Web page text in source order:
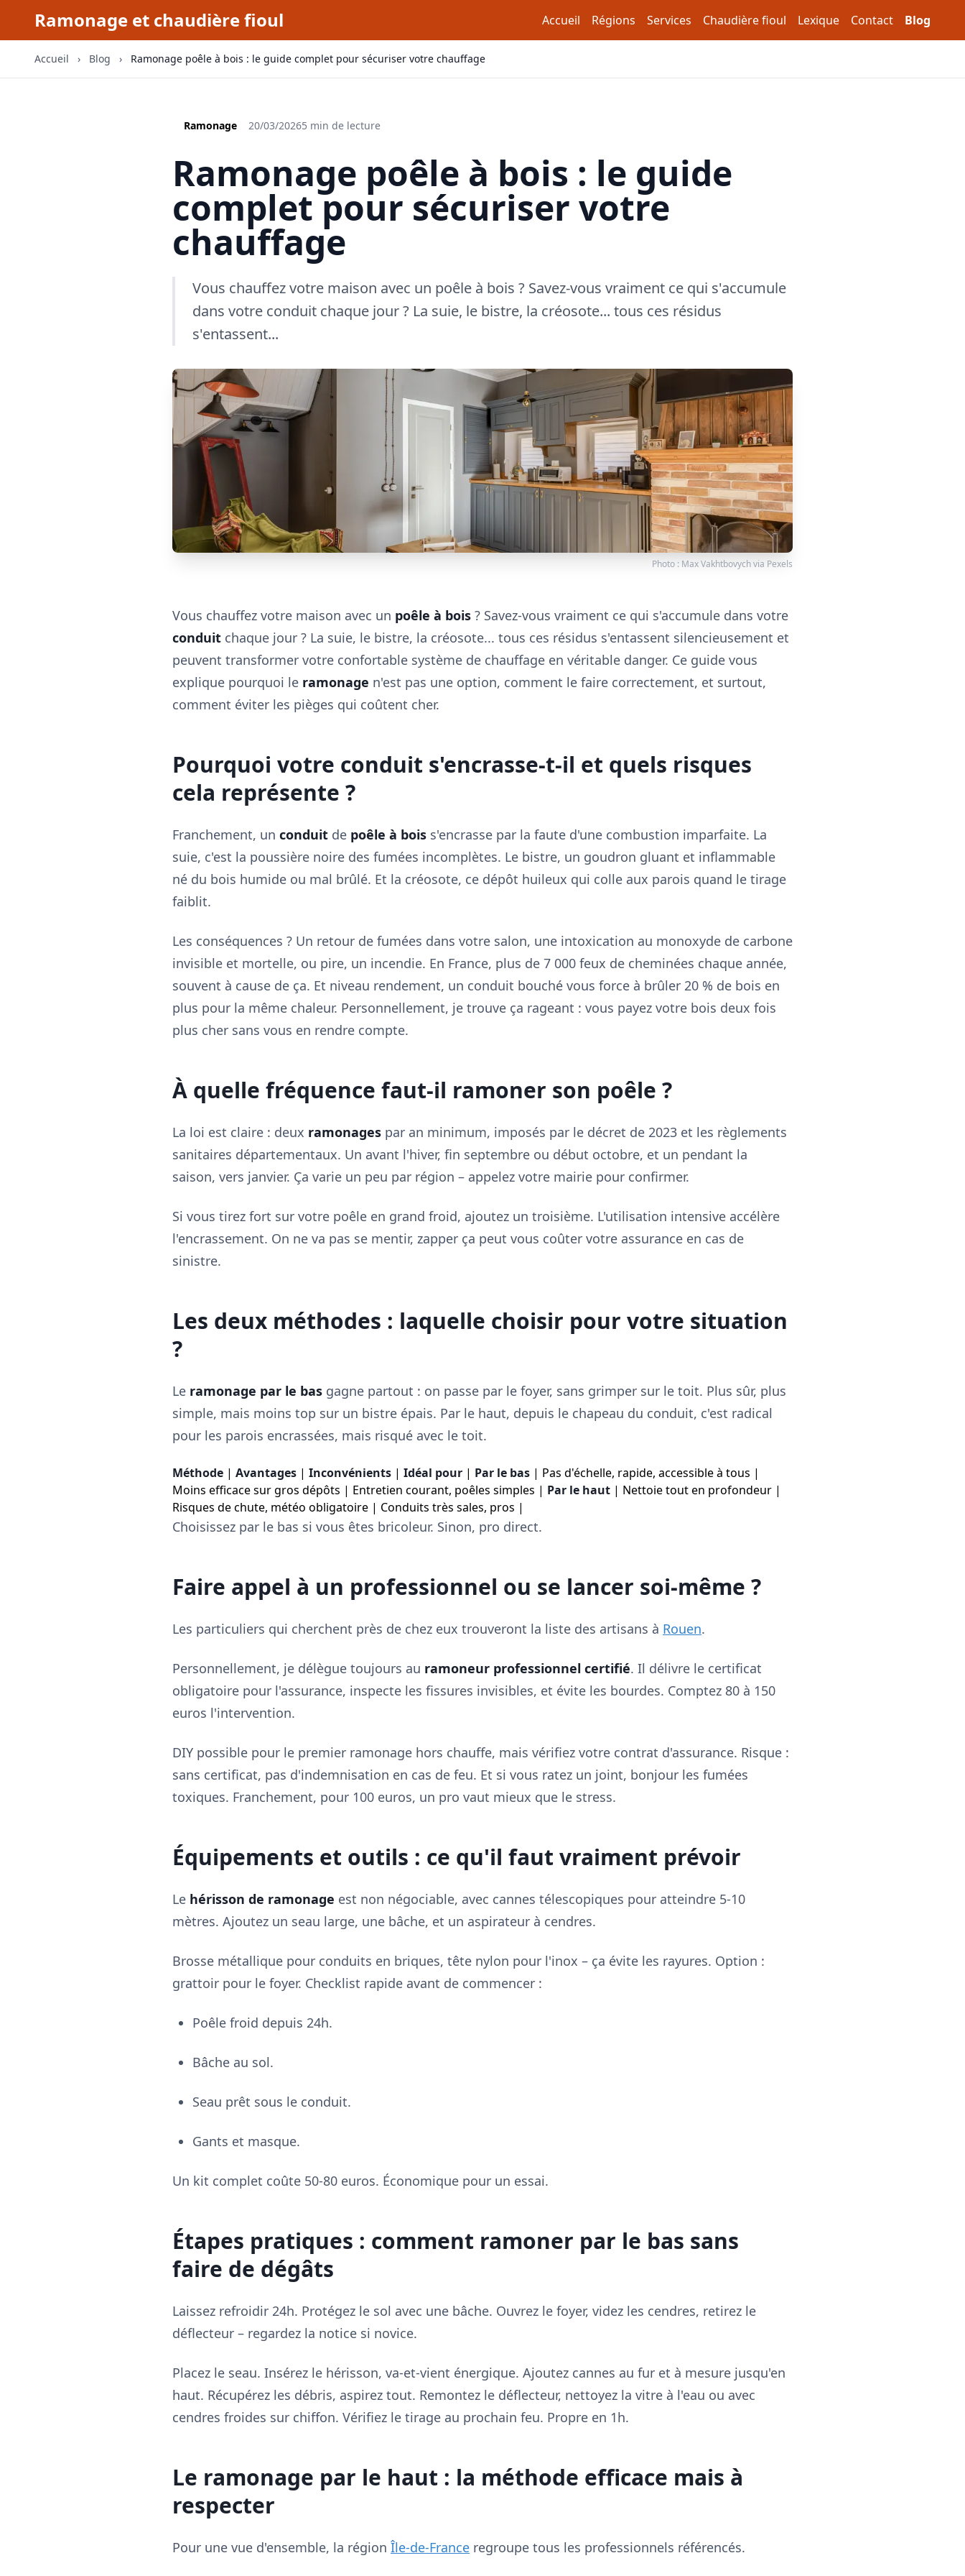
Ramonage et chaudière fioul Accueil Régions Services Chaudière fioul Lexique Contact Blog
Accueil › Blog › Ramonage poêle à bois : le guide complet pour sécuriser votre chauffage
Ramonage 20/03/20265 min de lecture
Ramonage poêle à bois : le guide
complet pour sécuriser votre
chauffage
Vous chauffez votre maison avec un poêle à bois ? Savez-vous vraiment ce qui s'accumule
dans votre conduit chaque jour ? La suie, le bistre, la créosote... tous ces résidus
s'entassent...
Photo : Max Vakhtbovychvia Pexels
Vous chauffez votre maison avec un poêle à bois ? Savez-vous vraiment ce qui s'accumule dans votre
conduit chaque jour ? La suie, le bistre, la créosote... tous ces résidus s'entassent silencieusement et
peuvent transformer votre confortable système de chauffage en véritable danger. Ce guide vous
explique pourquoi le ramonage n'est pas une option, comment le faire correctement, et surtout,
comment éviter les pièges qui coûtent cher.
Pourquoi votre conduit s'encrasse-t-il et quels risques
cela représente ?
Franchement, un conduit de poêle à bois s'encrasse par la faute d'une combustion imparfaite. La
suie, c'est la poussière noire des fumées incomplètes. Le bistre, un goudron gluant et inflammable
né du bois humide ou mal brûlé. Et la créosote, ce dépôt huileux qui colle aux parois quand le tirage
faiblit.
Les conséquences ? Un retour de fumées dans votre salon, une intoxication au monoxyde de carbone
invisible et mortelle, ou pire, un incendie. En France, plus de 7 000 feux de cheminées chaque année,
souvent à cause de ça. Et niveau rendement, un conduit bouché vous force à brûler 20 % de bois en
plus pour la même chaleur. Personnellement, je trouve ça rageant : vous payez votre bois deux fois
plus cher sans vous en rendre compte.
À quelle fréquence faut-il ramoner son poêle ?
La loi est claire : deux ramonages par an minimum, imposés par le décret de 2023 et les règlements
sanitaires départementaux. Un avant l'hiver, fin septembre ou début octobre, et un pendant la
saison, vers janvier. Ça varie un peu par région – appelez votre mairie pour confirmer.
Si vous tirez fort sur votre poêle en grand froid, ajoutez un troisième. L'utilisation intensive accélère
l'encrassement. On ne va pas se mentir, zapper ça peut vous coûter votre assurance en cas de
sinistre.
Les deux méthodes : laquelle choisir pour votre situation
?
Le ramonage par le bas gagne partout : on passe par le foyer, sans grimper sur le toit. Plus sûr, plus
simple, mais moins top sur un bistre épais. Par le haut, depuis le chapeau du conduit, c'est radical
pour les parois encrassées, mais risqué avec le toit.
Méthode | Avantages | Inconvénients | Idéal pour | Par le bas | Pas d'échelle, rapide, accessible à tous |
Moins efficace sur gros dépôts | Entretien courant, poêles simples | Par le haut | Nettoie tout en profondeur |
Risques de chute, météo obligatoire | Conduits très sales, pros |
Choisissez par le bas si vous êtes bricoleur. Sinon, pro direct.
Faire appel à un professionnel ou se lancer soi-même ?
Les particuliers qui cherchent près de chez eux trouveront la liste des artisans à Rouen.
Personnellement, je délègue toujours au ramoneur professionnel certifié. Il délivre le certificat
obligatoire pour l'assurance, inspecte les fissures invisibles, et évite les bourdes. Comptez 80 à 150
euros l'intervention.
DIY possible pour le premier ramonage hors chauffe, mais vérifiez votre contrat d'assurance. Risque :
sans certificat, pas d'indemnisation en cas de feu. Et si vous ratez un joint, bonjour les fumées
toxiques. Franchement, pour 100 euros, un pro vaut mieux que le stress.
Équipements et outils : ce qu'il faut vraiment prévoir
Le hérisson de ramonage est non négociable, avec cannes télescopiques pour atteindre 5-10
mètres. Ajoutez un seau large, une bâche, et un aspirateur à cendres.
Brosse métallique pour conduits en briques, tête nylon pour l'inox – ça évite les rayures. Option :
grattoir pour le foyer. Checklist rapide avant de commencer :
Poêle froid depuis 24h.
Bâche au sol.
Seau prêt sous le conduit.
Gants et masque.
Un kit complet coûte 50-80 euros. Économique pour un essai.
Étapes pratiques : comment ramoner par le bas sans
faire de dégâts
Laissez refroidir 24h. Protégez le sol avec une bâche. Ouvrez le foyer, videz les cendres, retirez le
déflecteur – regardez la notice si novice.
Placez le seau. Insérez le hérisson, va-et-vient énergique. Ajoutez cannes au fur et à mesure jusqu'en
haut. Récupérez les débris, aspirez tout. Remontez le déflecteur, nettoyez la vitre à l'eau ou avec
cendres froides sur chiffon. Vérifiez le tirage au prochain feu. Propre en 1h.
Le ramonage par le haut : la méthode efficace mais à
respecter
Pour une vue d'ensemble, la région Île-de-France regroupe tous les professionnels référencés.